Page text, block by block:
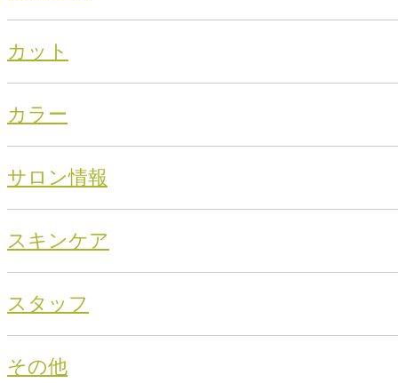
カット
カラー
サロン情報
スキンケア
スタッフ
その他